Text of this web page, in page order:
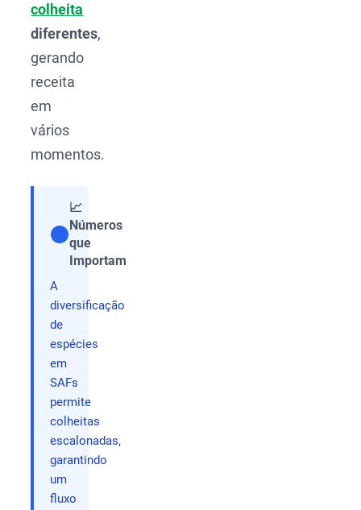
colheita
diferentes,
gerando
receita
em
vários
momentos.
📈
Números
que
Importam
A
diversificação
de
espécies
em
SAFs
permite
colheitas
escalonadas,
garantindo
um
fluxo